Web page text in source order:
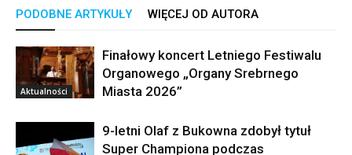
PODOBNE ARTYKUŁY WIĘCEJ OD AUTORA
Aktualności
Finałowy koncert Letniego Festiwalu
Organowego „Organy Srebrnego
Miasta 2026”
9-letni Olaf z Bukowna zdobył tytuł
Super Championa podczas